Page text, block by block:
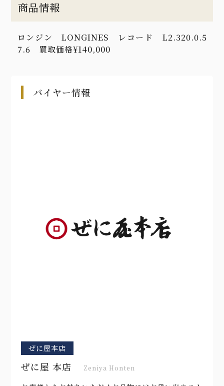
商品情報
ロンジン LONGINES レコード L2.320.0.5
7.6 買取価格¥140,000
バイヤー情報
ぜに屋本店
ぜに屋 本店 Zeniya Honten